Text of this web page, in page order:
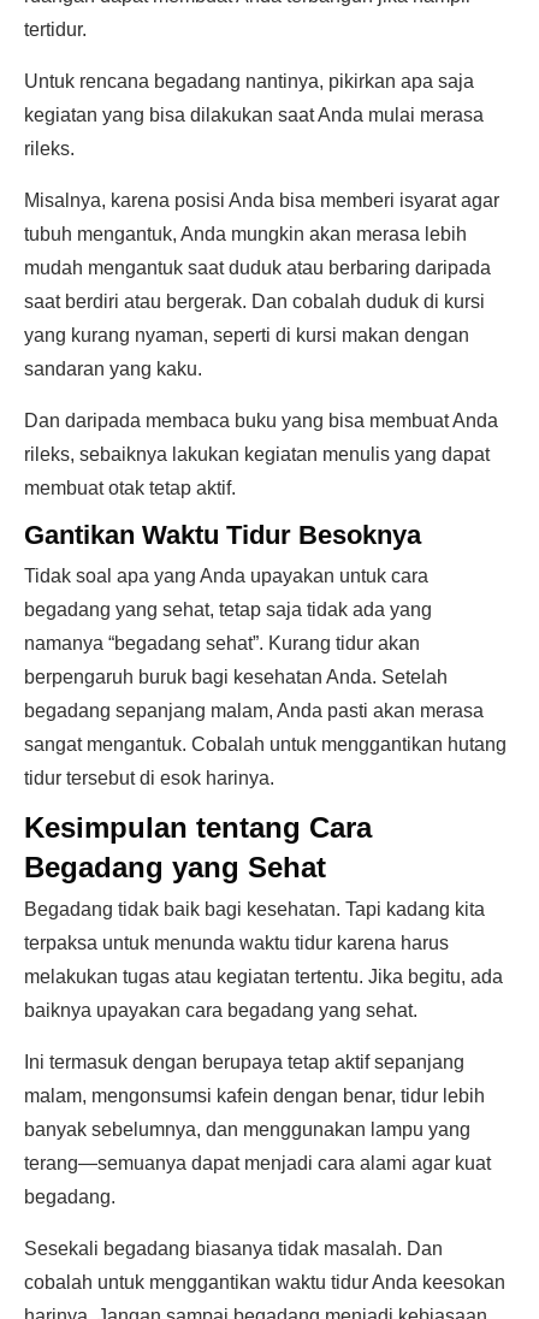
tertidur.
Untuk rencana begadang nantinya, pikirkan apa saja
kegiatan yang bisa dilakukan saat Anda mulai merasa
rileks.
Misalnya, karena posisi Anda bisa memberi isyarat agar
tubuh mengantuk, Anda mungkin akan merasa lebih
mudah mengantuk saat duduk atau berbaring daripada
saat berdiri atau bergerak. Dan cobalah duduk di kursi
yang kurang nyaman, seperti di kursi makan dengan
sandaran yang kaku.
Dan daripada membaca buku yang bisa membuat Anda
rileks, sebaiknya lakukan kegiatan menulis yang dapat
membuat otak tetap aktif.
Gantikan Waktu Tidur Besoknya
Tidak soal apa yang Anda upayakan untuk cara
begadang yang sehat, tetap saja tidak ada yang
namanya “begadang sehat”. Kurang tidur akan
berpengaruh buruk bagi kesehatan Anda. Setelah
begadang sepanjang malam, Anda pasti akan merasa
sangat mengantuk. Cobalah untuk menggantikan hutang
tidur tersebut di esok harinya.
Kesimpulan tentang Cara
Begadang yang Sehat
Begadang tidak baik bagi kesehatan. Tapi kadang kita
terpaksa untuk menunda waktu tidur karena harus
melakukan tugas atau kegiatan tertentu. Jika begitu, ada
baiknya upayakan cara begadang yang sehat.
Ini termasuk dengan berupaya tetap aktif sepanjang
malam, mengonsumsi kafein dengan benar, tidur lebih
banyak sebelumnya, dan menggunakan lampu yang
terang—semuanya dapat menjadi cara alami agar kuat
begadang.
Sesekali begadang biasanya tidak masalah. Dan
cobalah untuk menggantikan waktu tidur Anda keesokan